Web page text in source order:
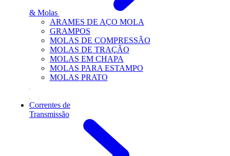
& Molas
ARAMES DE AÇO MOLA
GRAMPOS
MOLAS DE COMPRESSÃO
MOLAS DE TRAÇÃO
MOLAS EM CHAPA
MOLAS PARA ESTAMPO
MOLAS PRATO
Correntes de
Transmissão